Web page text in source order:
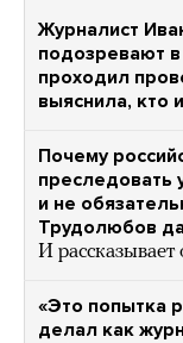
Журналист
подозревают
проходил
выяснила, кто
Почему
преследовать
и не
Трудолюбов
И рассказывает
«Это попытка
делал как